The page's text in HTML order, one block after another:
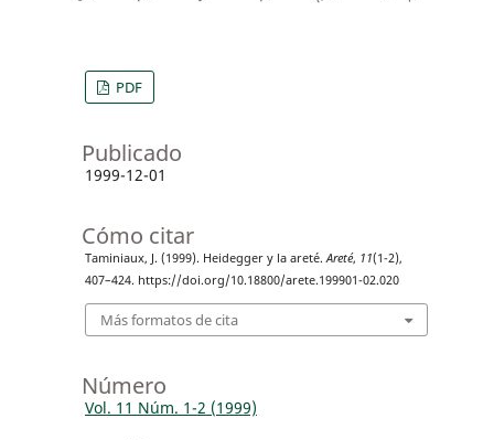
PDF
Publicado
1999-12-01
Cómo citar
Taminiaux, J. (1999). Heidegger y la areté.Areté, 11(1-2),
407–424. https://doi.org/10.18800/arete.199901-02.020
Más formatos de cita
Número
Vol. 11 Núm. 1-2 (1999)